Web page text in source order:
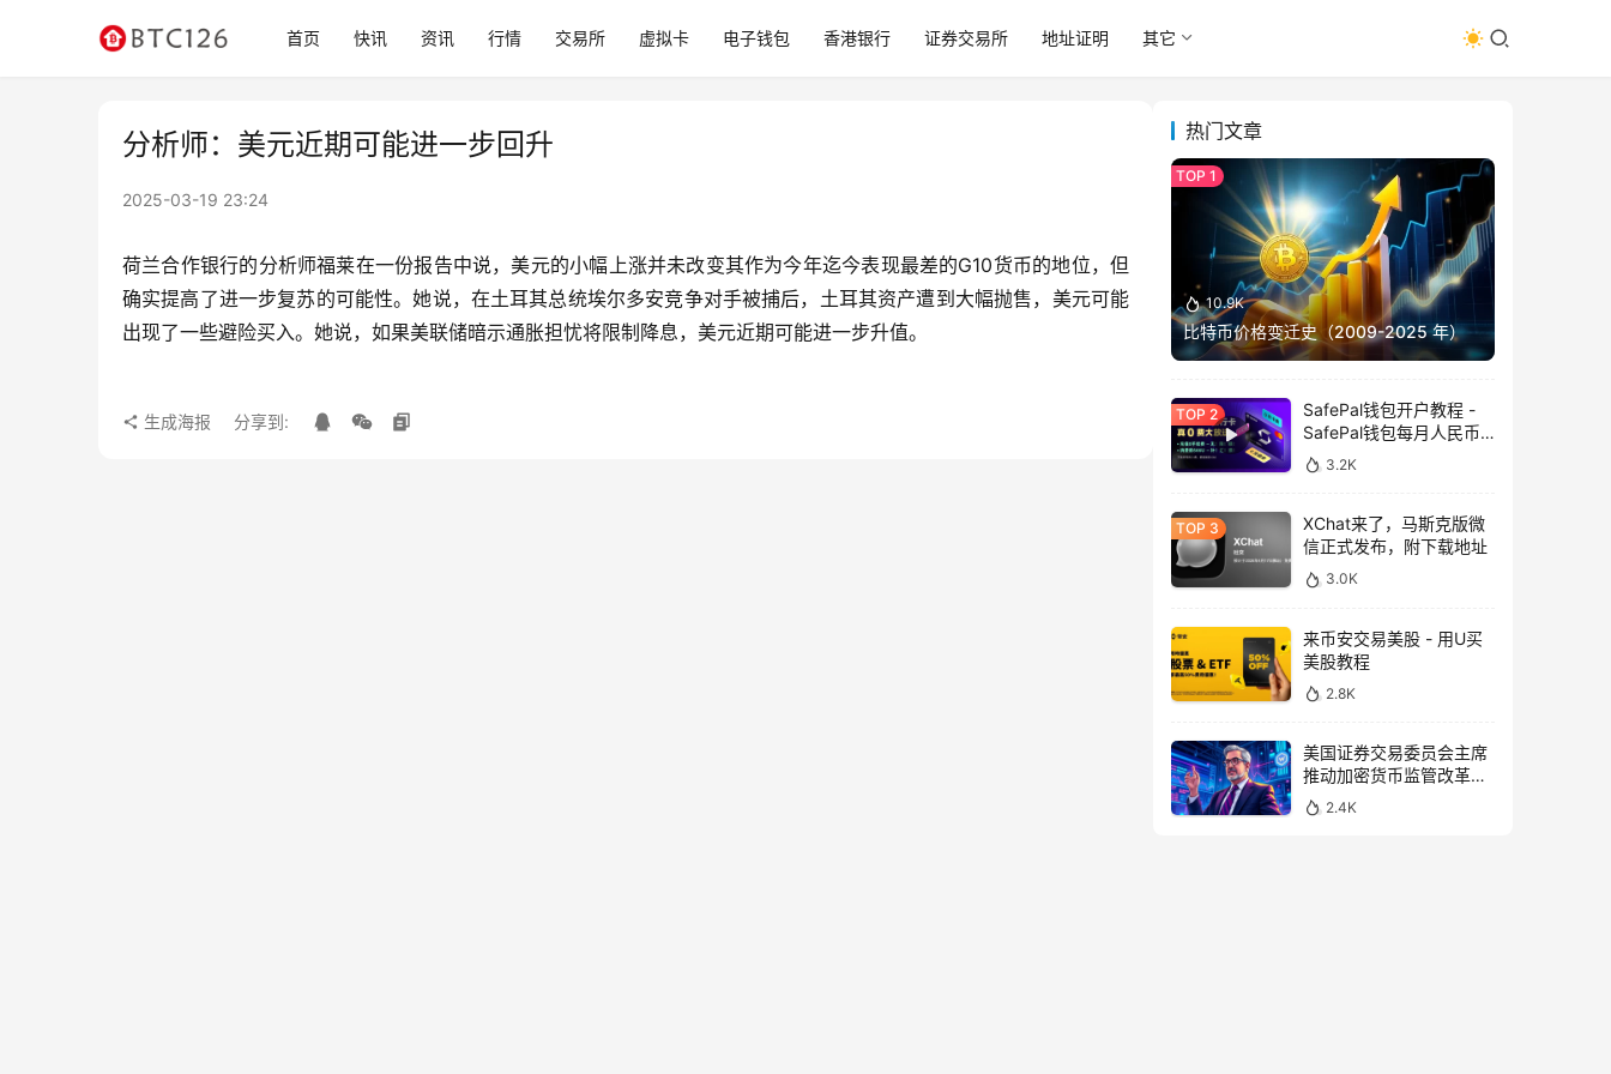
首页 快讯 资讯 行情 交易所 虚拟卡 电子钱包 香港银行 证券交易所 地址证明 其它
分析师：美元近期可能进一步回升
2025-03-19 23:24
荷兰合作银行的分析师福莱在一份报告中说，美元的小幅上涨并未改变其作为今年迄今表现最差的G10货币的地位，但
确实提高了进一步复苏的可能性。她说，在土耳其总统埃尔多安竞争对手被捕后，土耳其资产遭到大幅抛售，美元可能
出现了一些避险买入。她说，如果美联储暗示通胀担忧将限制降息，美元近期可能进一步升值。
生成海报 分享到:
热门文章
10.9K
比特币价格变迁史（2009-2025 年）
SafePal钱包开户教程 -
SafePal钱包每月人民币
消费前666U享受汇损补
贴
3.2K
XChat来了，马斯克版微
信正式发布，附下载地址
3.0K
来币安交易美股 - 用U买
美股教程
2.8K
美国证券交易委员会主席
推动加密货币监管改革，
力求未来验证
2.4K